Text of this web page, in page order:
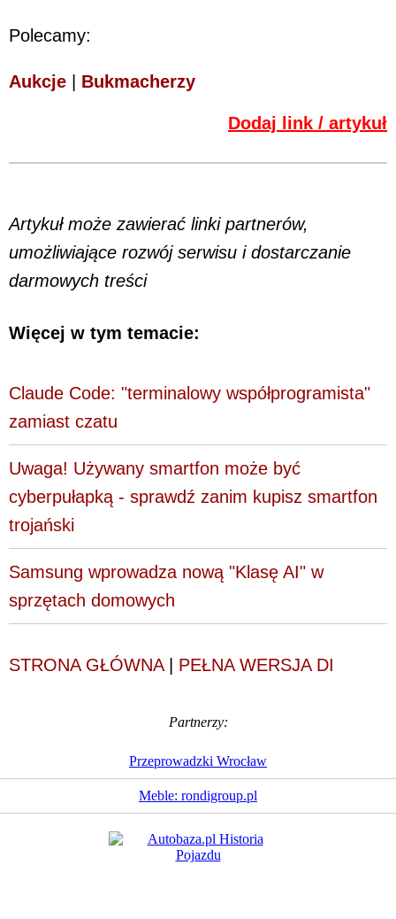
Polecamy:
Aukcje Bukmacherzy
Dodaj link / artykuł
Artykuł może zawierać linki partnerów,
umożliwiające rozwój serwisu i dostarczanie
darmowych treści
Więcej w tym temacie:
Claude Code: "terminalowy współprogramista"
zamiast czatu
Uwaga! Używany smartfon może być
cyberpułapką - sprawdź zanim kupisz smartfon
trojański
Samsung wprowadza nową "Klasę AI" w
sprzętach domowych
STRONA GŁÓWNA| PEŁNA WERSJA DI
Partnerzy:
Przeprowadzki Wrocław
Meble: rondigroup.pl